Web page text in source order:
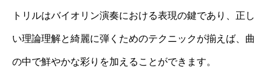
トリルはバイオリン演奏における表現の鍵であり、正し
い理論理解と綺麗に弾くためのテクニックが揃えば、曲
の中で鮮やかな彩りを加えることができます。